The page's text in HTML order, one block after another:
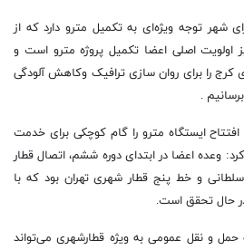
شهر توجه ویژه‌ای به تکمیل مترو دارد که از
اولویت اصلی اعضا تکمیل پروژه مترو است و
کرج را برای روان سازی ترافیک وکاهش آلودگی
ایستگاه مترو را گام کوچکی برای خدمت
وعده اعضا در ابتدای دوره ششم، اتصال قطار
و خط پنج قطار شهری تهران بود که با
حال تحقق است.
و نقل عمومی به ویژه قطارشهری‌ می‌تواند